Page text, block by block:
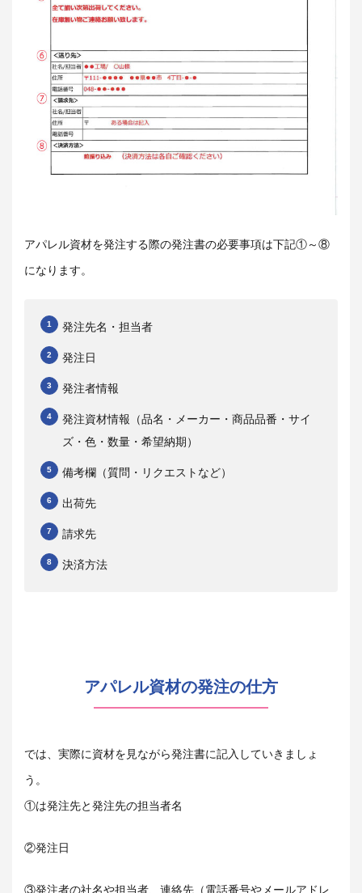
アパレル資材を発注する際の発注書の必要事項は下記①～⑧
になります。
発注先名・担当者
発注日
発注者情報
発注資材情報（品名・メーカー・商品品番・サイ
ズ・色・数量・希望納期）
備考欄（質問・リクエストなど）
出荷先
請求先
決済方法
アパレル資材の発注の仕方
では、実際に資材を見ながら発注書に記入していきましょ
う。
①は発注先と発注先の担当者名
②発注日
③発注者の社名や担当者、連絡先（電話番号やメールアドレ